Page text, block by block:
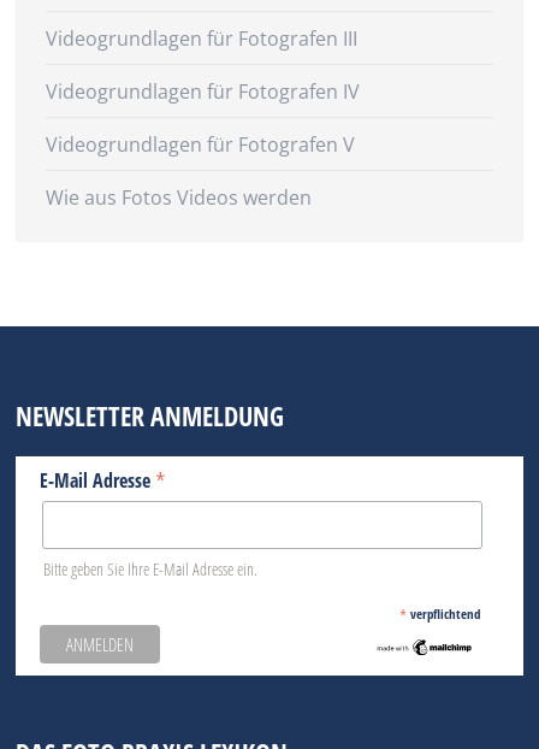
Videogrundlagen für Fotografen III
Videogrundlagen für Fotografen IV
Videogrundlagen für Fotografen V
Wie aus Fotos Videos werden
NEWSLETTER ANMELDUNG
E-Mail Adresse *
Bitte geben Sie Ihre E-Mail Adresse ein.
* verpflichtend